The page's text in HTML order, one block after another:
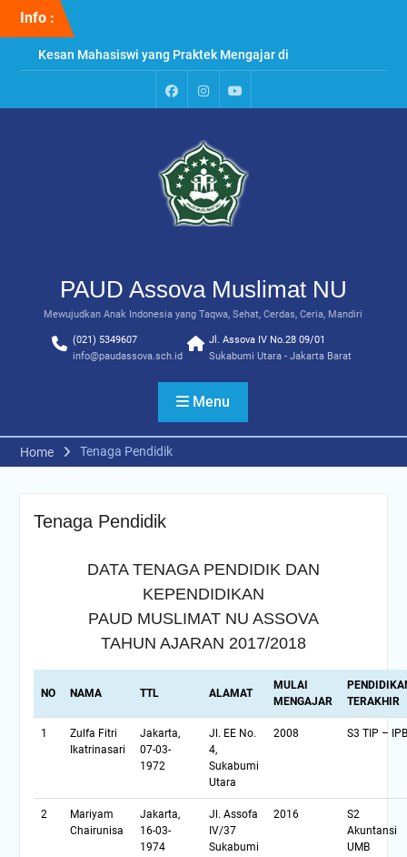
Info :
Kesan Mahasiswi yang Praktek Mengajar di
PAUD Assova
Penyuluhan & Perawatan Gigi di PAUD Assova
Muslimat NU
PaudInstagram
Youtube
PAUD Assova Muslimat NU
Mewujudkan Anak Indonesia yang Taqwa, Sehat, Cerdas, Ceria, Mandiri
(021) 5349607
info@paudassova.sch.id
Jl. Assova IV No.28 09/01
Sukabumi Utara - Jakarta Barat
Menu
Home Tenaga Pendidik
Tenaga Pendidik
DATA TENAGA PENDIDIK DAN
KEPENDIDIKAN
PAUD MUSLIMAT NU ASSOVA
TAHUN AJARAN 2017/2018
NO NAMA TTL ALAMAT
MULAI
MENGAJAR
TERAKHIR
1
Zulfa Fitri
Ikatrinasari
Jakarta,
07-03-
1972
Jl. EE No.
4,
Sukabumi
Utara
2008 S3 TIP – IPB
2
Mariyam
Chairunisa
Jakarta,
16-03-
1974
Jl. Assofa
IV/37
Sukabumi
2016
S2
Akuntansi
UMB